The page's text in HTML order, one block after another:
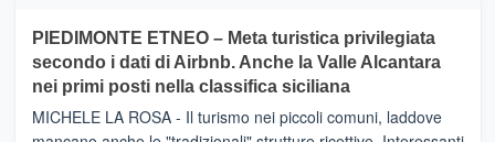
CATANIA
–
Inaugurato
il
nuovo
PIEDIMONTE ETNEO – Meta turistica privilegiata
secondo i dati di Airbnb. Anche la Valle Alcantara
nei primi posti nella classifica siciliana
MICHELE LA ROSA - Il turismo nei piccoli comuni, laddove